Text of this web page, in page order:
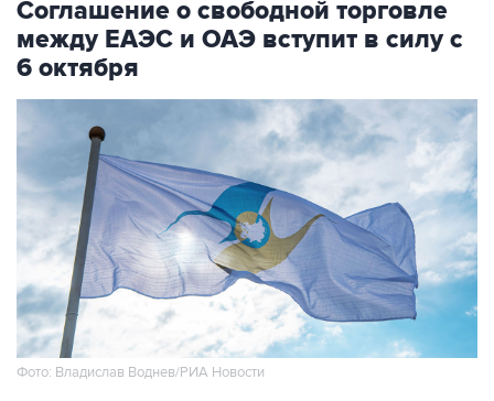
Соглашение о свободной торговле
между ЕАЭС и ОАЭ вступит в силу с
6 октября
Фото: Владислав Воднев/РИА Новости